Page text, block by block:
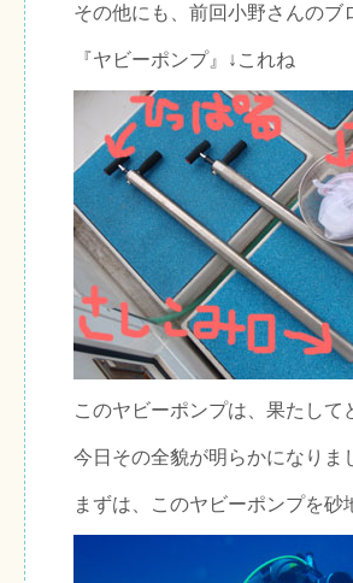
その他にも、前回小野さんのブ
『ヤビーポンプ』↓これね
このヤビーポンプは、果たし
今日その全貌が明らかになりま
まずは、このヤビーポンプを砂